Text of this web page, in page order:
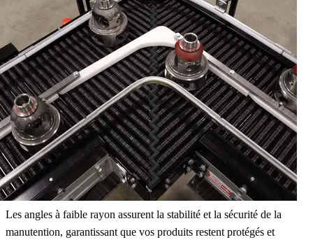
Les angles à faible rayon assurent la stabilité et la sécurité de la
manutention, garantissant que vos produits restent protégés et